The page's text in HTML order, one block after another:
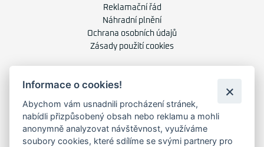
Reklamační řád
Náhradní plnění
Ochrana osobních údajů
Zásady použití cookies
O NÁS
O společnosti
Kariéra
Kontakty
Informace o cookies!
Abychom vám usnadnili procházení stránek,
nabídli přizpůsobený obsah nebo reklamu a mohli
anonymně analyzovat návštěvnost, využíváme
soubory cookies, které sdílíme se svými partnery pro